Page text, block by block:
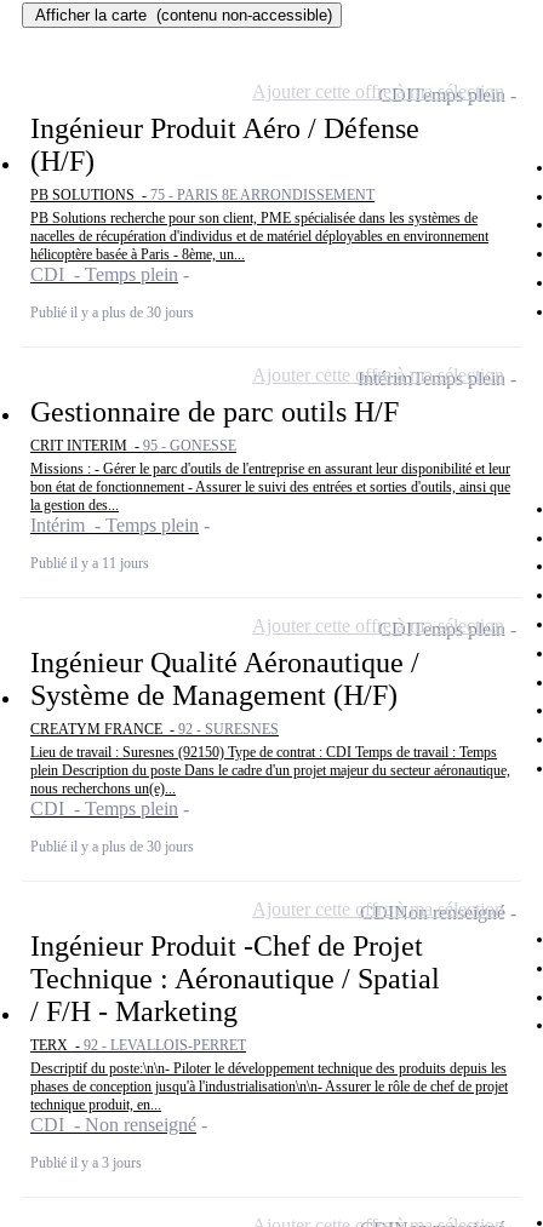
Afficher la carte (contenu non-accessible)
Ingénieur Produit Aéro / Défense
(H/F)
PB SOLUTIONS - 75 - PARIS 8E ARRONDISSEMENT
PB Solutions recherche pour son client, PME spécialisée dans les systèmes de
nacelles de récupération d'individus et de matériel déployables en environnement
hélicoptère basée à Paris - 8ème, un...
CDI - Temps plein
Publié il y a plus de 30 jours
CDITemps plein
Ajouter cette offre à ma sélection
Gestionnaire de parc outils H/F
CRIT INTERIM - 95 - GONESSE
Missions : - Gérer le parc d'outils de l'entreprise en assurant leur disponibilité et leur
bon état de fonctionnement - Assurer le suivi des entrées et sorties d'outils, ainsi que
la gestion des...
Intérim - Temps plein
Publié il y a 11 jours
IntérimTemps plein
Ajouter cette offre à ma sélection
Ingénieur Qualité Aéronautique /
Système de Management (H/F)
CREATYM FRANCE - 92 - SURESNES
Lieu de travail : Suresnes (92150) Type de contrat : CDI Temps de travail : Temps
plein Description du poste Dans le cadre d'un projet majeur du secteur aéronautique,
nous recherchons un(e)...
CDI - Temps plein
Publié il y a plus de 30 jours
CDITemps plein
Ajouter cette offre à ma sélection
Ingénieur Produit -Chef de Projet
Technique : Aéronautique / Spatial
/ F/H - Marketing
TERX - 92 - LEVALLOIS-PERRET
Descriptif du poste:\n\n- Piloter le développement technique des produits depuis les
phases de conception jusqu'à l'industrialisation\n\n- Assurer le rôle de chef de projet
technique produit, en...
CDI - Non renseigné
Publié il y a 3 jours
CDINon renseigné
Ajouter cette offre à ma sélection